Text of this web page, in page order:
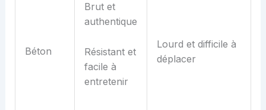
Béton
Brut et
authentique
Résistant et
facile à
entretenir
Lourd et difficile à
déplacer